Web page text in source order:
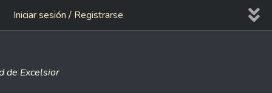
Iniciar sesión / Registrarse
de Excelsior